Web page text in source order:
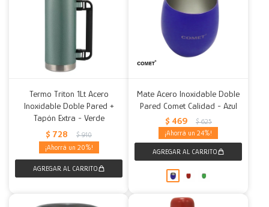
Termo Triton 1Lt Acero
Inoxidable Doble Pared +
Tapón Extra - Verde
$ 728 $ 910
20
Mate Acero Inoxidable Doble
Pared Comet Calidad - Azul
$ 469 $ 625
24